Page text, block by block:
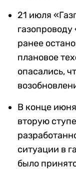
21 июля
ранее
плановое
опасались,
В конце
вторую
ситуации в
было